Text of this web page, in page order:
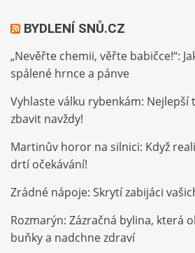
BYDLENÍ SNŮ.CZ
„Nevěřte chemii, věřte babičce!“:
spálené hrnce a pánve
Vyhlaste válku rybenkám: Nejlepší
zbavit navždy!
Martinův horor na silnici: Když
drtí očekávání!
Zrádné nápoje: Skrytí zabijáci
Rozmarýn: Zázračná bylina, která
buňky a nadchne zdraví